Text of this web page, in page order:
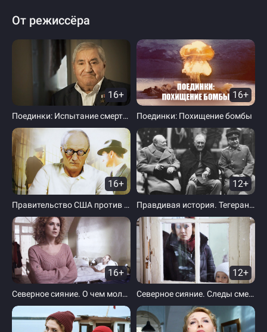
От режиссёра
16+
Поединки: Испытание смертью
16+
Поединки: Похищение бомбы
16+
Правительство США против Рудольфа Абеля
12+
Правдивая история. Тегеран 43
16+
Северное сияние. О чем молчат русалки
12+
Северное сияние. Следы смерти